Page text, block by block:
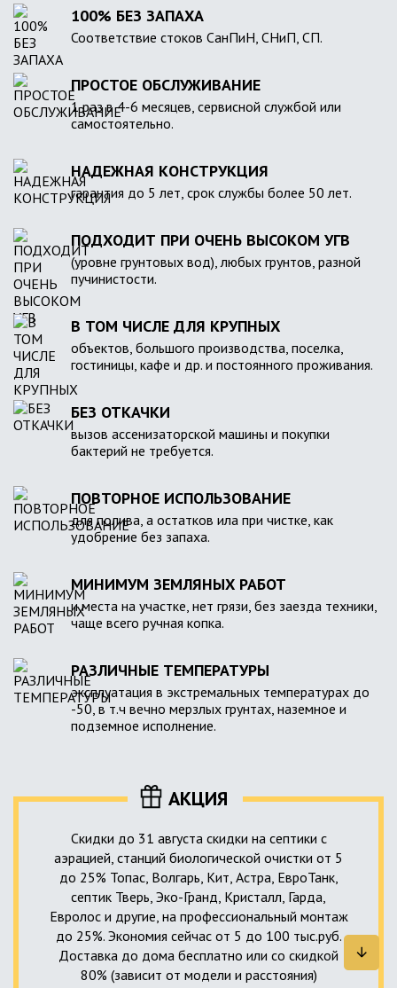
100% БЕЗ ЗАПАХА
Соответствие стоков СанПиН, СНиП, СП.
ПРОСТОЕ ОБСЛУЖИВАНИЕ
1 раз в 4-6 месяцев, сервисной службой или
самостоятельно.
НАДЕЖНАЯ КОНСТРУКЦИЯ
гарантия до 5 лет, срок службы более 50 лет.
ПОДХОДИТ ПРИ ОЧЕНЬ ВЫСОКОМ УГВ
(уровне грунтовых вод), любых грунтов, разной
пучинистости.
В ТОМ ЧИСЛЕ ДЛЯ КРУПНЫХ
объектов, большого производства, поселка,
гостиницы, кафе и др. и постоянного проживания.
БЕЗ ОТКАЧКИ
вызов ассенизаторской машины и покупки
бактерий не требуется.
ПОВТОРНОЕ ИСПОЛЬЗОВАНИЕ
для полива, а остатков ила при чистке, как
удобрение без запаха.
МИНИМУМ ЗЕМЛЯНЫХ РАБОТ
и места на участке, нет грязи, без заезда техники,
чаще всего ручная копка.
РАЗЛИЧНЫЕ ТЕМПЕРАТУРЫ
эксплуатация в экстремальных температурах до
-50, в т.ч вечно мерзлых грунтах, наземное и
подземное исполнение.
АКЦИЯ
Скидки до 31 августа скидки на септики с
аэрацией, станций биологической очистки от 5
до 25% Топас, Волгарь, Кит, Астра, ЕвроТанк,
септик Тверь, Эко-Гранд, Кристалл, Гарда,
Евролос и другие, на профессиональный монтаж
до 25%. Экономия сейчас от 5 до 100 тыс.руб.
Доставка до дома бесплатно или со скидкой
80% (зависит от модели и расстояния)